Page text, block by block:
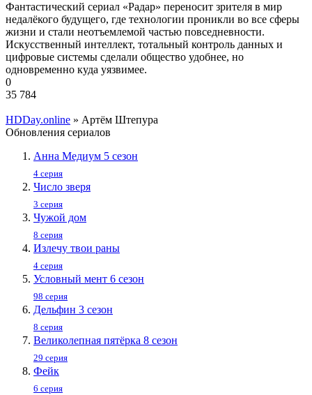
Фантастический сериал «Радар» переносит зрителя в мир
недалёкого будущего, где технологии проникли во все сферы
жизни и стали неотъемлемой частью повседневности.
Искусственный интеллект, тотальный контроль данных и
цифровые системы сделали общество удобнее, но
одновременно куда уязвимее.
0
35 784
HDDay.online » Артём Штепура
Обновления сериалов
Анна Медиум 5 сезон
4 серия
Число зверя
3 серия
Чужой дом
8 серия
Излечу твои раны
4 серия
Условный мент 6 сезон
98 серия
Дельфин 3 сезон
8 серия
Великолепная пятёрка 8 сезон
29 серия
Фейк
6 серия